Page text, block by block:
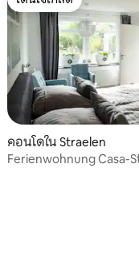
โดนใจเกสต์
คอนโดใน Straelen
Ferienwohnung Casa-